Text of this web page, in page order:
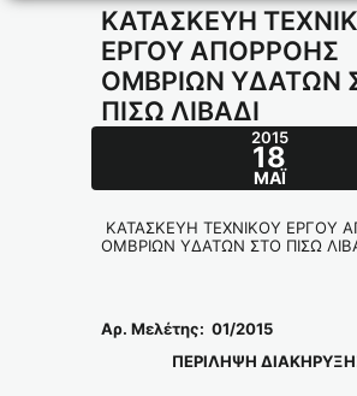
ΚΑΤΑΣΚΕΥΗ
ΕΡΓΟΥ ΑΠΟΡΡΟΗΣ
ΟΜΒΡΙΩΝ ΥΔΑΤΩΝ
ΠΙΣΩ ΛΙΒΑΔΙ
2015
18
ΜΆΙ
ΚΑΤΑΣΚΕΥΗ ΤΕΧΝΙΚΟΥ ΕΡΓΟΥ
ΟΜΒΡΙΩΝ ΥΔΑΤΩΝ ΣΤΟ ΠΙΣΩ
Αρ. Μελέτης: 01/2015
ΠΕΡΙΛΗΨΗ